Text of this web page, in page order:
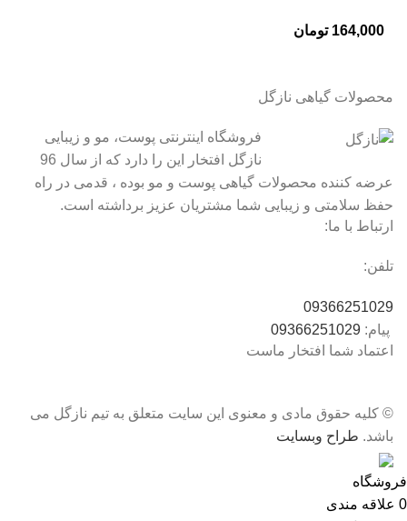
164,000 تومان
محصولات گیاهی نازگل
فروشگاه اینترنتی پوست، مو و زیبایی
نازگل افتخار این را دارد که از سال 96
عرضه کننده محصولات گیاهی پوست و مو بوده ، قدمی در راه
حفظ سلامتی و زیبایی شما مشتریان عزیز برداشته است.
ارتباط با ما:
تلفن:
09366251029
پیام: 09366251029
اعتماد شما افتخار ماست
© کلیه حقوق مادی و معنوی این سایت متعلق به تیم نازگل می
باشد. طراح وبسایت
فروشگاه
0 علاقه مندی